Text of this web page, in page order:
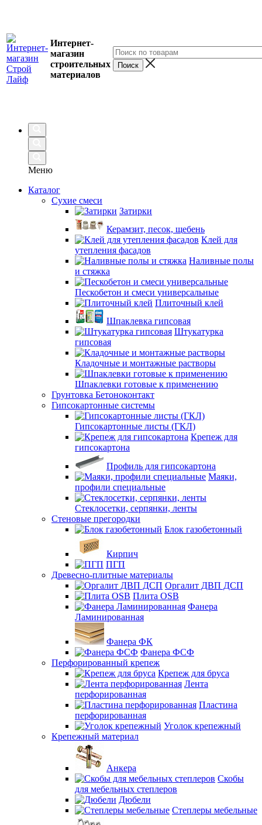
Интернет-
магазин
строительных
материалов
Меню
Каталог
Сухие смеси
Затирки
Керамзит, песок, щебень
Клей для
утепления фасадов
Наливные полы
и стяжка
Пескобетон и смеси универсальные
Плиточный клей
Шпаклевка гипсовая
Штукатурка
гипсовая
Кладочные и монтажные растворы
Шпаклевки готовые к применению
Грунтовка Бетоноконтакт
Гипсокартонные системы
Гипсокартонные листы (ГКЛ)
Крепеж для
гипсокартона
Профиль для гипсокартона
Маяки,
профили специальные
Стеклосетки, серпянки, ленты
Стеновые прегородки
Блок газобетонный
Кирпич
ПГП
Древесно-плитные материалы
Оргалит ДВП ДСП
Плита OSB
Фанера
Ламинированная
Фанера ФК
Фанера ФСФ
Перфорированный крепеж
Крепеж для бруса
Лента
перфорированная
Пластина
перфорированная
Уголок крепежный
Крепежный материал
Анкера
Скобы
для мебельных степлеров
Дюбели
Степлеры мебельные